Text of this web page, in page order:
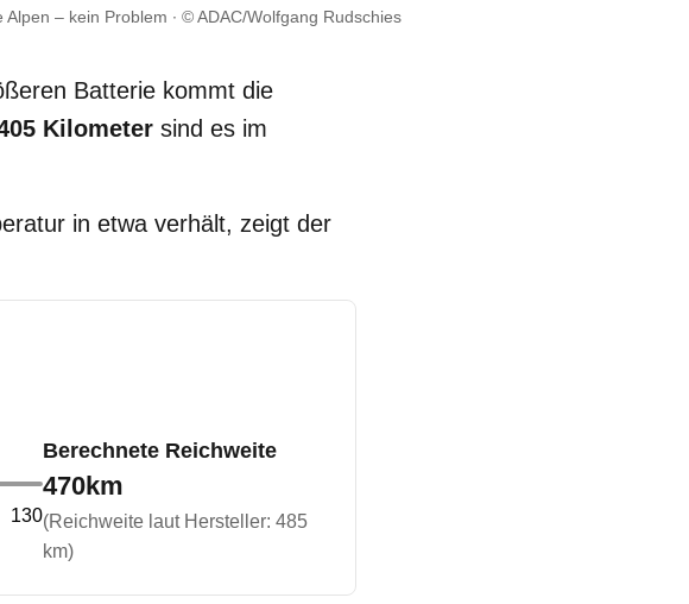
Alpen – kein Problem © ADAC/Wolfgang Rudschies
Batterie kommt die
Kilometer sind es im
in etwa verhält, zeigt der
130
Berechnete Reichweite
470km
(Reichweite laut Hersteller: 485
km)